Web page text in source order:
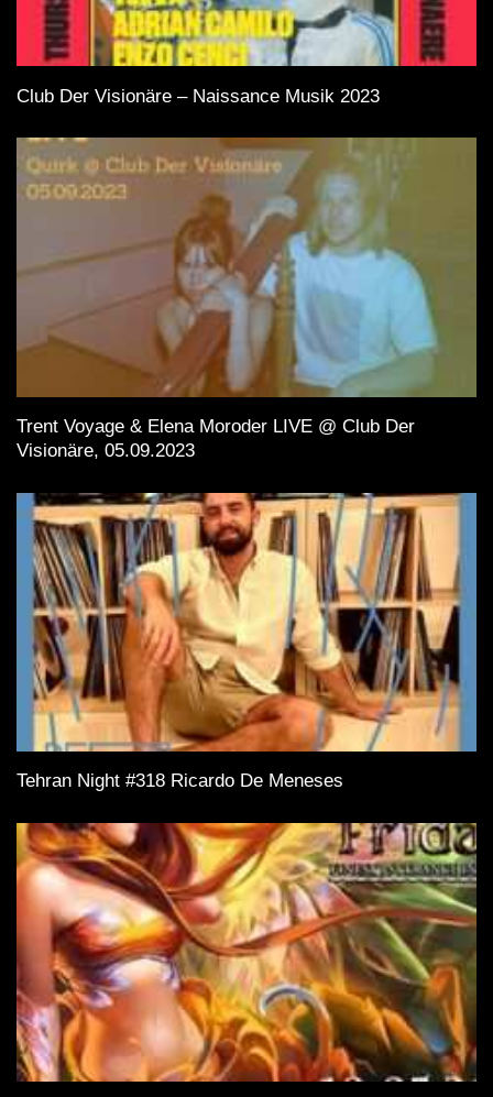
Club Der Visionäre – Naissance Musik 2023
Trent Voyage & Elena Moroder LIVE @ Club Der
Visionäre, 05.09.2023
Tehran Night #318 Ricardo De Meneses